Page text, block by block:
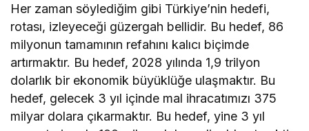
Her zaman söylediğim gibi Türkiye’nin hedefi,
rotası, izleyeceği güzergah bellidir. Bu hedef, 86
milyonun tamamının refahını kalıcı biçimde
artırmaktır. Bu hedef, 2028 yılında 1,9 trilyon
dolarlık bir ekonomik büyüklüğe ulaşmaktır. Bu
hedef, gelecek 3 yıl içinde mal ihracatımızı 375
milyar dolara çıkarmaktır. Bu hedef, yine 3 yıl